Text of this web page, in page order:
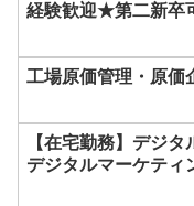
は
の
に
経験歓迎★第二新卒
工場原価管理・原価
【在宅勤務】デジ
デジタルマーケティ